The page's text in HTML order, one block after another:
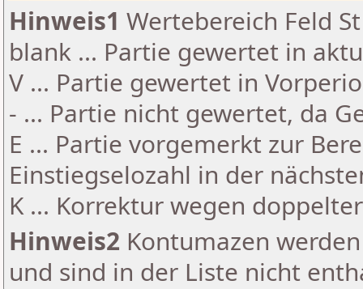
Hinweis1 Wertebereich Feld
blank ... Partie gewertet in
V ... Partie gewertet in
- ... Partie nicht gewertet, da
E ... Partie vorgemerkt zur
Einstiegselozahl in der
K ... Korrektur wegen
Hinweis2 Kontumazen
und sind in der Liste nicht